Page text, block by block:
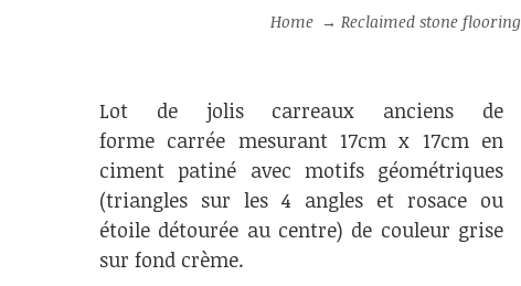
Home →Reclaimed stone flooring
Lot de jolis carreaux anciens de
forme carrée mesurant 17cm x 17cm en
ciment patiné avec motifs géométriques
(triangles sur les 4 angles et rosace ou
étoile détourée au centre) de couleur grise
sur fond crème.